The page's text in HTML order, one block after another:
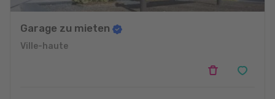
Garage zu mieten
Ville-haute